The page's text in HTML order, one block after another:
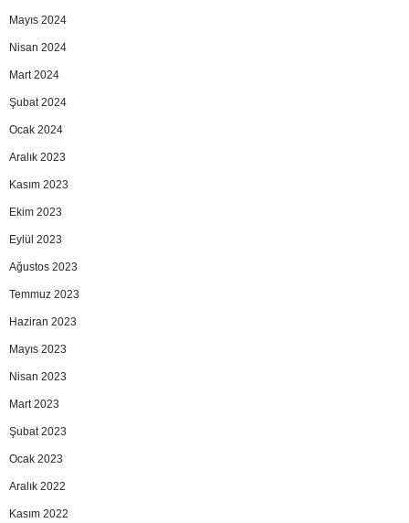
Mayıs 2024
Nisan 2024
Mart 2024
Şubat 2024
Ocak 2024
Aralık 2023
Kasım 2023
Ekim 2023
Eylül 2023
Ağustos 2023
Temmuz 2023
Haziran 2023
Mayıs 2023
Nisan 2023
Mart 2023
Şubat 2023
Ocak 2023
Aralık 2022
Kasım 2022